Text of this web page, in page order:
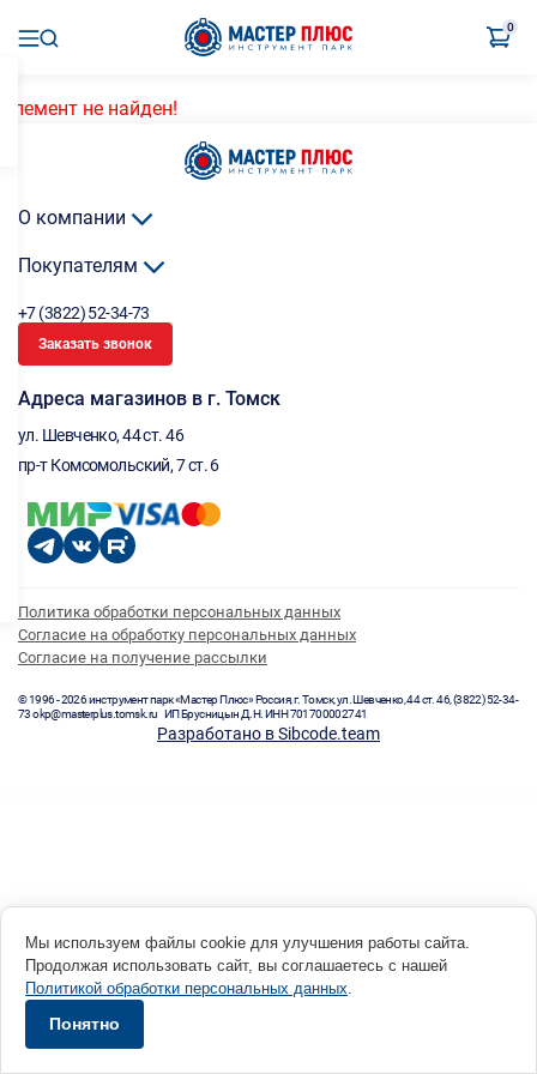
0
Элемент не найден!
О компании
Покупателям
+7 (3822) 52-34-73
Заказать звонок
Адреса магазинов в г. Томск
ул. Шевченко, 44 ст. 46
пр-т Комсомольский, 7 ст. 6
Политика обработки персональных данных
Согласие на обработку персональных данных
Согласие на получение рассылки
© 1996 - 2026 инструмент парк «Мастер Плюс» Россия, г. Томск, ул. Шевченко, 44 ст. 46, (3822) 52-34-
73 okp@masterplus.tomsk.ru ИП Брусницын Д.Н. ИНН 701700002741
Разработано в Sibcode.team
Мы используем файлы cookie для улучшения работы сайта.
Продолжая использовать сайт, вы соглашаетесь с нашей
Политикой обработки персональных данных.
Понятно